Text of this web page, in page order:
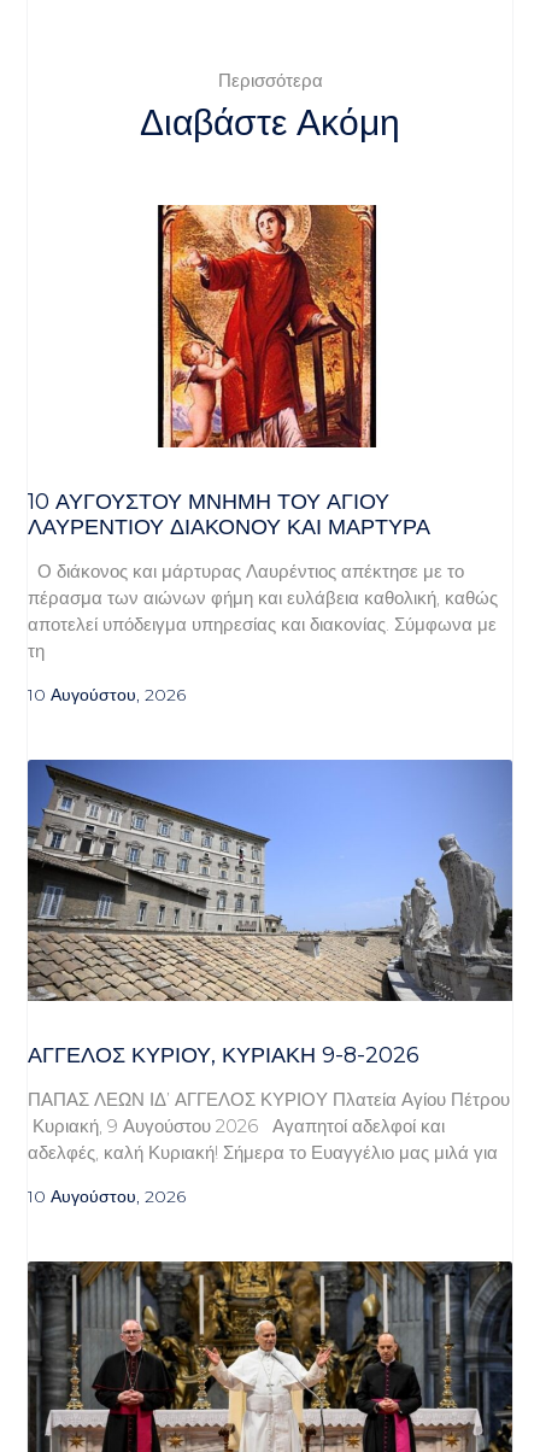
Περισσότερα
Διαβάστε Ακόμη
10 ΑΥΓΟΥΣΤΟΥ ΜΝΗΜΗ ΤΟΥ ΑΓΙΟΥ
ΛΑΥΡΕΝΤΙΟΥ ΔΙΑΚΟΝΟΥ ΚΑΙ ΜΑΡΤΥΡΑ
Ο διάκονος και μάρτυρας Λαυρέντιος απέκτησε με το
πέρασμα των αιώνων φήμη και ευλάβεια καθολική, καθώς
αποτελεί υπόδειγμα υπηρεσίας και διακονίας. Σύμφωνα με
τη
10 Αυγούστου, 2026
ΆΓΓΕΛΟΣ ΚΥΡΊΟΥ, ΚΥΡΙΑΚΉ 9-8-2026
ΠΑΠΑΣ ΛΕΩΝ ΙΔ’ ΑΓΓΕΛΟΣ ΚΥΡΙΟΥ Πλατεία Αγίου Πέτρου
Κυριακή, 9 Αυγούστου 2026 Αγαπητοί αδελφοί και
αδελφές, καλή Κυριακή! Σήμερα το Ευαγγέλιο μας μιλά για
10 Αυγούστου, 2026